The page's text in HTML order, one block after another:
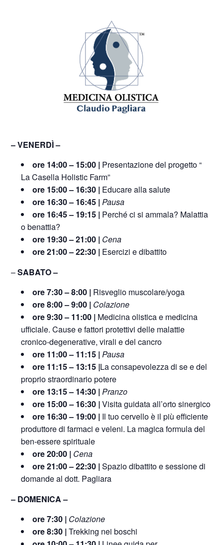
– VENERDÌ –
ore 14:00 – 15:00 | Presentazione del progetto “
La Casella Holistic Farm”
ore 15:00 – 16:30 | Educare alla salute
ore 16:30 – 16:45 | Pausa
ore 16:45 – 19:15 | Perché ci si ammala? Malattia
o benattia?
ore 19:30 – 21:00 | Cena
ore 21:00 – 22:30 | Esercizi e dibattito
–SABATO –
ore 7:30 – 8:00 | Risveglio muscolare/yoga
ore 8:00 – 9:00 | Colazione
ore 9:30 – 11:00 | Medicina olistica e medicina
ufficiale. Cause e fattori protettivi delle malattie
cronico-degenerative, virali e del cancro
ore 11:00 – 11:15 | Pausa
ore 11:15 – 13:15 |La consapevolezza di se e del
proprio straordinario potere
ore 13:15 – 14:30 | Pranzo
ore 15:00–16:30 |Visita guidata all’orto sinergico
ore 16:30 – 19:00 | Il tuo cervello è il più efficiente
produttore di farmaci e veleni. La magica formula del
ben-essere spirituale
ore 20:00 | Cena
ore 21:00 – 22:30 | Spazio dibattito e sessione di
domande al dott. Pagliara
– DOMENICA –
ore 7:30 | Colazione
ore 8:30 | Trekking nei boschi